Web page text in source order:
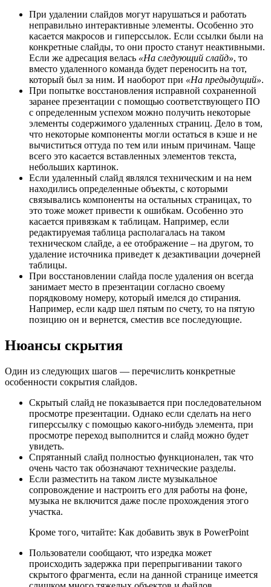
При удалении слайдов могут нарушаться и работать
неправильно интерактивные элементы. Особенно это
касается макросов и гиперссылок. Если ссылки были на
конкретные слайды, то они просто станут неактивными.
Если же адресация велась «На следующий слайд», то
вместо удаленного команда будет переносить на тот,
который был за ним. И наоборот при «На предыдущий».
При попытке восстановления исправной сохраненной
заранее презентации с помощью соответствующего ПО
с определенным успехом можно получить некоторые
элементы содержимого удаленных страниц. Дело в том,
что некоторые компоненты могли остаться в кэше и не
вычиститься оттуда по тем или иным причинам. Чаще
всего это касается вставленных элементов текста,
небольших картинок.
Если удаленный слайд являлся техническим и на нем
находились определенные объекты, с которыми
связывались компоненты на остальных страницах, то
это тоже может привести к ошибкам. Особенно это
касается привязкам к таблицам. Например, если
редактируемая таблица располагалась на таком
техническом слайде, а ее отображение – на другом, то
удаление источника приведет к дезактивации дочерней
таблицы.
При восстановлении слайда после удаления он всегда
занимает место в презентации согласно своему
порядковому номеру, который имелся до стирания.
Например, если кадр шел пятым по счету, то на пятую
позицию он и вернется, сместив все последующие.
Нюансы скрытия
Один из следующих шагов — перечислить конкретные
особенности сокрытия слайдов.
Скрытый слайд не показывается при последовательном
просмотре презентации. Однако если сделать на него
гиперссылку с помощью какого-нибудь элемента, при
просмотре переход выполнится и слайд можно будет
увидеть.
Спрятанный слайд полностью функционален, так что
очень часто так обозначают технические разделы.
Если разместить на таком листе музыкальное
сопровождение и настроить его для работы на фоне,
музыка не включится даже после прохождения этого
участка.
Кроме того, читайте: Как добавить звук в PowerPoint
Пользователи сообщают, что изредка может
происходить задержка при перепрыгивании такого
скрытого фрагмента, если на данной странице имеется